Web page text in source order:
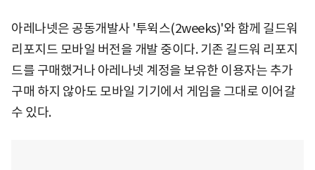
아레나넷은 공동개발사 '투윅스(2weeks)'와 함께 길드워
리포지드 모바일 버전을 개발 중이다. 기존 길드워 리포지
드를 구매했거나 아레나넷 계정을 보유한 이용자는 추가
구매 하지 않아도 모바일 기기에서 게임을 그대로 이어갈
수 있다.